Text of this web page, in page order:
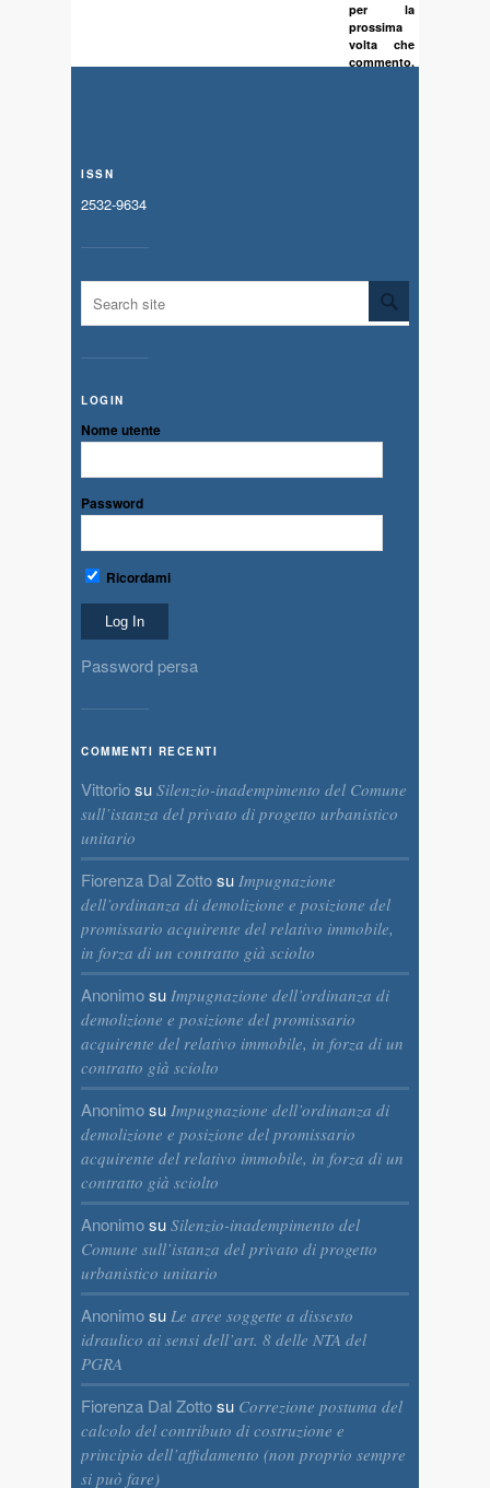
per la
prossima
volta che
commento.
ISSN
2532-9634
LOGIN
Nome utente
Password
Ricordami
Password persa
COMMENTI RECENTI
Vittoriosu Silenzio-inadempimento del Comune
sull’istanza del privato di progetto urbanistico
unitario
Fiorenza Dal Zottosu Impugnazione
dell’ordinanza di demolizione e posizione del
promissario acquirente del relativo immobile,
in forza di un contratto già sciolto
Anonimosu Impugnazione dell’ordinanza di
demolizione e posizione del promissario
acquirente del relativo immobile, in forza di un
contratto già sciolto
Anonimosu Impugnazione dell’ordinanza di
demolizione e posizione del promissario
acquirente del relativo immobile, in forza di un
contratto già sciolto
Anonimosu Silenzio-inadempimento del
Comune sull’istanza del privato di progetto
urbanistico unitario
Anonimosu Le aree soggette a dissesto
idraulico ai sensi dell’art. 8 delle NTA del
PGRA
Fiorenza Dal Zottosu Correzione postuma del
calcolo del contributo di costruzione e
principio dell’affidamento (non proprio sempre
si può fare)